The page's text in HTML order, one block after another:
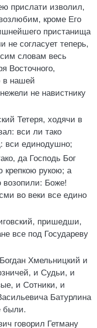
прислати изволил,
кроме Его
пристанища
не согласует теперь,
словам весь
Восточного,
в нашей
не навистнику
Тетеря, ходячи в
вси ли тако
вси единодушно;
да Господь Бог
крепкою рукою; а
возопили: Боже!
во веки все едино
пришедши,
все под Государеву
Хмельницкий и
и Судьи, и
и Сотники, и
Батурлина
были.
говорил Гетману